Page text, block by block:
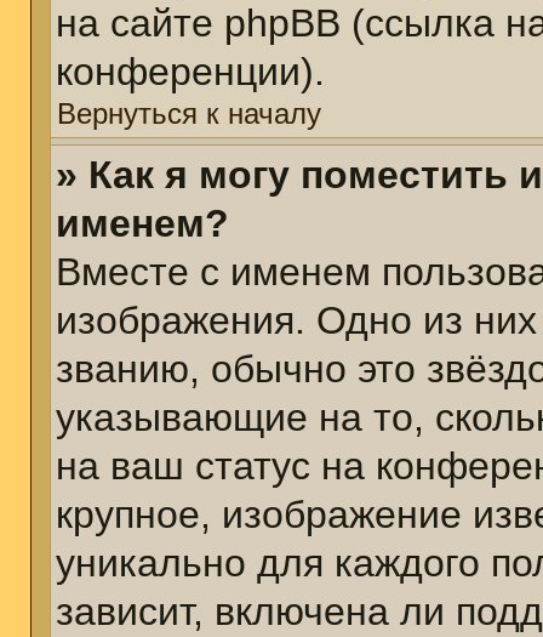
на сайте phpBB (ссылка
конференции).
Вернуться к началу
» Как я могу поместить
именем?
Вместе с именем
изображения. Одно из
званию, обычно это
указывающие на то,
на ваш статус на
крупное, изображение
уникально для каждого
зависит, включена ли